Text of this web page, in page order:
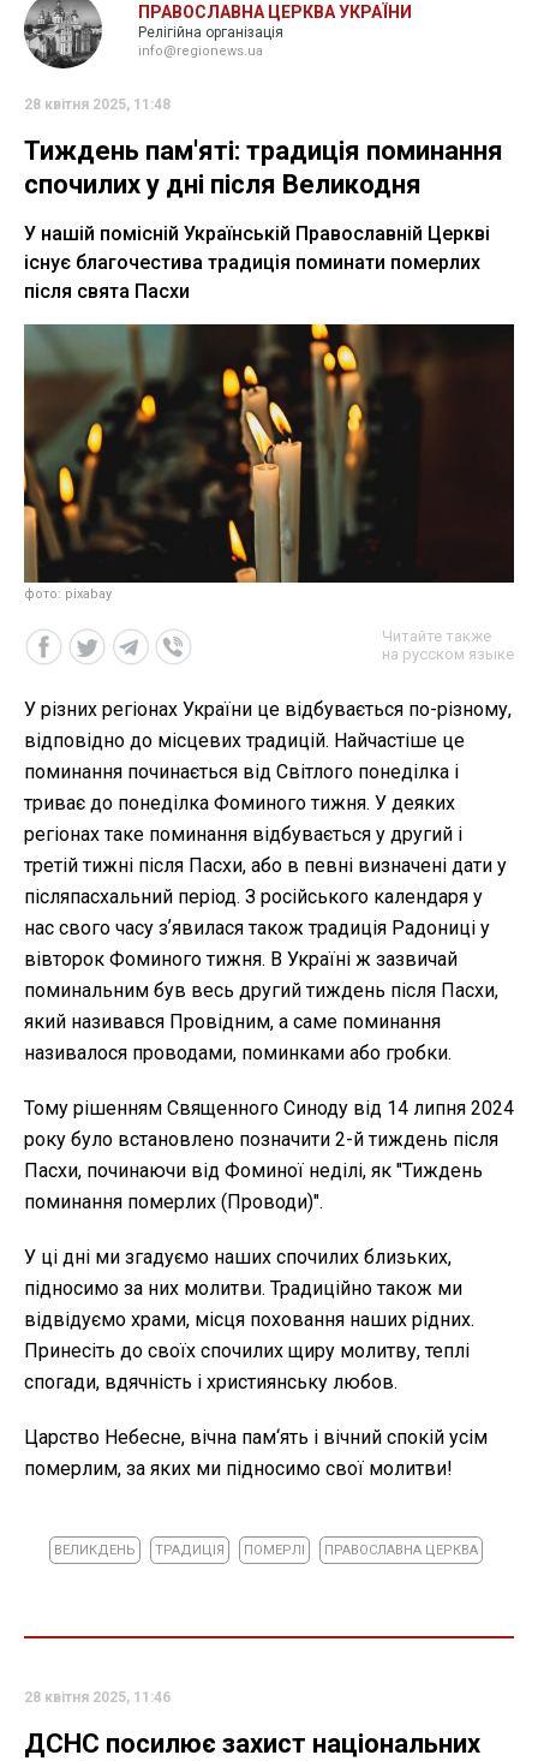
ПРАВОСЛАВНА ЦЕРКВА УКРАЇНИ
Релігійна організація
info@regionews.ua
28 квітня 2025, 11:48
Тиждень пам'яті: традиція поминання
спочилих у дні після Великодня
У нашій помісній Українській Православній Церкві
існує благочестива традиція поминати померлих
після свята Пасхи
фото: pixabay
Читайте также
на русском языке
У різних регіонах України це відбувається по-різному,
відповідно до місцевих традицій. Найчастіше це
поминання починається від Світлого понеділка і
триває до понеділка Фоминого тижня. У деяких
регіонах таке поминання відбувається у другий і
третій тижні після Пасхи, або в певні визначені дати у
післяпасхальний період. З російського календаря у
нас свого часу зʼявилася також традиція Радониці у
вівторок Фоминого тижня. В Україні ж зазвичай
поминальним був весь другий тиждень після Пасхи,
який називався Провідним, а саме поминання
називалося проводами, поминками або гробки.
Тому рішенням Священного Синоду від 14 липня 2024
року було встановлено позначити 2-й тиждень після
Пасхи, починаючи від Фоминої неділі, як "Тиждень
поминання померлих (Проводи)".
У ці дні ми згадуємо наших спочилих близьких,
підносимо за них молитви. Традиційно також ми
відвідуємо храми, місця поховання наших рідних.
Принесіть до своїх спочилих щиру молитву, теплі
спогади, вдячність і християнську любов.
Царство Небесне, вічна пам‘ять і вічний спокій усім
померлим, за яких ми підносимо свої молитви!
ВЕЛИКДЕНЬ ТРАДИЦІЯ ПОМЕРЛІ ПРАВОСЛАВНА ЦЕРКВА
28 квітня 2025, 11:46
ДСНС посилює захист національних